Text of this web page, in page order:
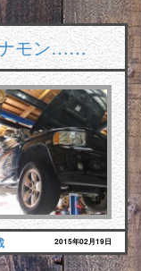
モン……
2015年02月19日